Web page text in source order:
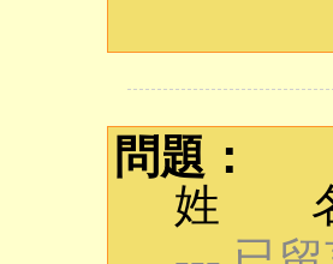
問題：
姓 名